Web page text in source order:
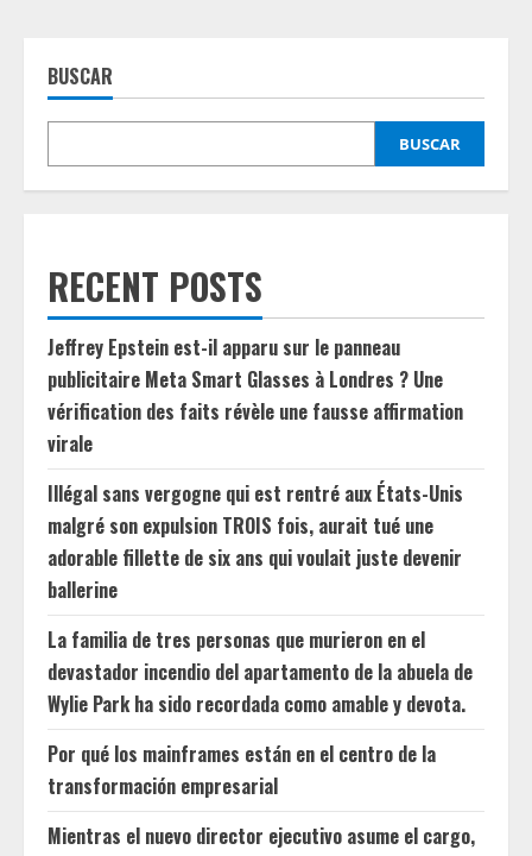
BUSCAR
BUSCAR
RECENT POSTS
Jeffrey Epstein est-il apparu sur le panneau
publicitaire Meta Smart Glasses à Londres ? Une
vérification des faits révèle une fausse affirmation
virale
Illégal sans vergogne qui est rentré aux États-Unis
malgré son expulsion TROIS fois, aurait tué une
adorable fillette de six ans qui voulait juste devenir
ballerine
La familia de tres personas que murieron en el
devastador incendio del apartamento de la abuela de
Wylie Park ha sido recordada como amable y devota.
Por qué los mainframes están en el centro de la
transformación empresarial
Mientras el nuevo director ejecutivo asume el cargo,